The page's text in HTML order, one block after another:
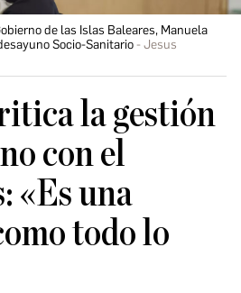
de las Islas Baleares, Manuela
Socio-Sanitario
Jesus
la gestión
con el
«Es una
todo lo